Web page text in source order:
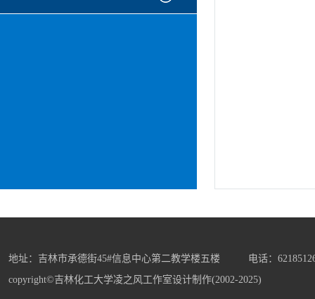
地址：吉林市承德街45#信息中心第二教学楼五楼 电话：
copyright©吉林化工大学凌之风工作室设计制作(2002-2025)